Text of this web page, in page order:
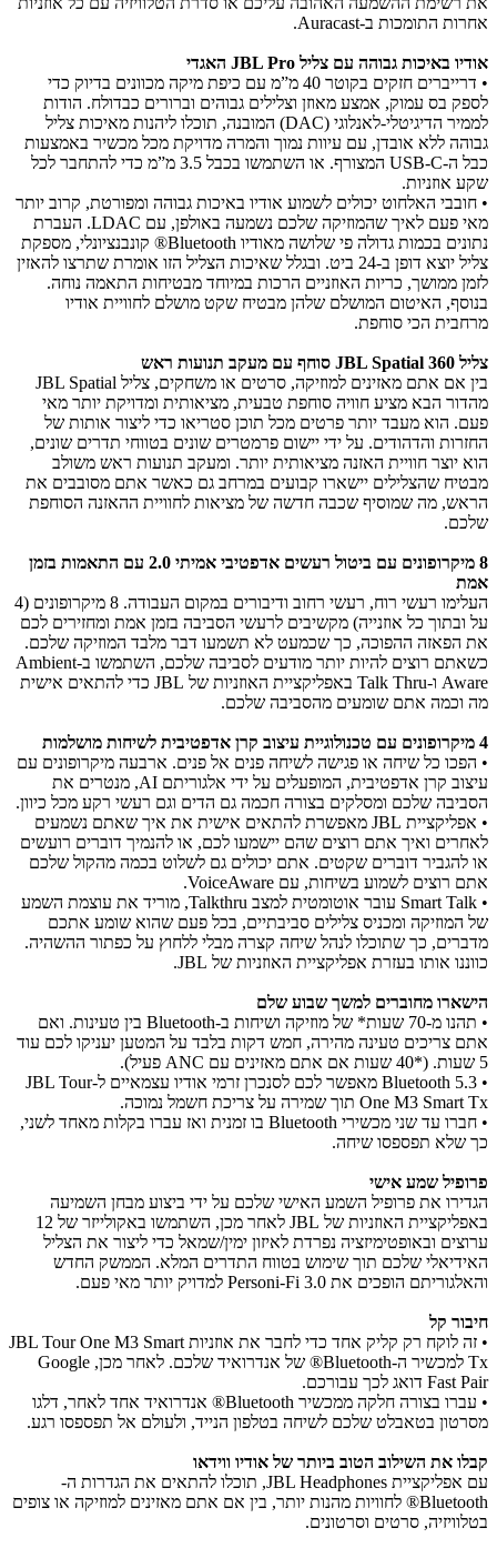
אחרות התומכות ב-Auracast.
אודיו באיכות גבוהה עם צליל JBL Pro האגדי
• דרייברים חזקים בקוטר 40 מ”מ עם כיפת מיקה מכוונים בדיוק כדי
לספק בס עמוק, אמצע מאוזן וצלילים גבוהים וברורים כבדולח. הודות
לממיר הדיגיטלי-לאנלוגי (DAC) המובנה, תוכלו ליהנות מאיכות צליל
גבוהה ללא אובדן, עם עיוות נמוך והמרה מדויקת מכל מכשיר באמצעות
כבל ה-USB-C המצורף. או השתמשו בכבל 3.5 מ”מ כדי להתחבר לכל
שקע אוזניות.
• חובבי האלחוט יכולים לשמוע אודיו באיכות גבוהה ומפורטת, קרוב יותר
מאי פעם לאיך שהמוזיקה שלכם נשמעה באולפן, עם LDAC. העברת
נתונים בכמות גדולה פי שלושה מאודיו Bluetooth® קונבנציונלי, מספקת
צליל יוצא דופן ב-24 ביט. ובגלל שאיכות הצליל הזו אומרת שתרצו להאזין
לזמן ממושך, כריות האוזניים הרכות במיוחד מבטיחות התאמה נוחה.
בנוסף, האיטום המושלם שלהן מבטיח שקט מושלם לחוויית אודיו
מרחבית הכי סוחפת.
צליל JBL Spatial 360 סוחף עם מעקב תנועות ראש
בין אם אתם מאזינים למוזיקה, סרטים או משחקים, צליל JBL Spatial
מהדור הבא מציע חוויה סוחפת טבעית, מציאותית ומדויקת יותר מאי
פעם. הוא מעבד יותר פרטים מכל תוכן סטריאו כדי ליצור אותות של
החזרות והדהודים. על ידי יישום פרמטרים שונים בטווחי תדרים שונים,
הוא יוצר חוויית האזנה מציאותית יותר. ומעקב תנועות ראש משולב
מבטיח שהצלילים יישארו קבועים במרחב גם כאשר אתם מסובבים את
הראש, מה שמוסיף שכבה חדשה של מציאות לחוויית ההאזנה הסוחפת
שלכם.
8 מיקרופונים עם ביטול רעשים אדפטיבי אמיתי 2.0 עם התאמות בזמן
אמת
העלימו רעשי רוח, רעשי רחוב ודיבורים במקום העבודה. 8 מיקרופונים (4
על ובתוך כל אוזנייה) מקשיבים לרעשי הסביבה בזמן אמת ומחזירים לכם
את הפאזה ההפוכה, כך שכמעט לא תשמעו דבר מלבד המוזיקה שלכם.
כשאתם רוצים להיות יותר מודעים לסביבה שלכם, השתמשו ב-Ambient
Aware ו-Talk Thru באפליקציית האוזניות של JBL כדי להתאים אישית
מה וכמה אתם שומעים מהסביבה שלכם.
4 מיקרופונים עם טכנולוגיית עיצוב קרן אדפטיבית לשיחות מושלמות
• הפכו כל שיחה או פגישה לשיחה פנים אל פנים. ארבעה מיקרופונים עם
עיצוב קרן אדפטיבית, המופעלים על ידי אלגוריתם AI, מנטרים את
הסביבה שלכם ומסלקים בצורה חכמה גם הדים וגם רעשי רקע מכל כיוון.
• אפליקציית JBL מאפשרת להתאים אישית את איך שאתם נשמעים
לאחרים ואיך אתם רוצים שהם יישמעו לכם, או להנמיך דוברים רועשים
או להגביר דוברים שקטים. אתם יכולים גם לשלוט בכמה מהקול שלכם
אתם רוצים לשמוע בשיחות, עם VoiceAware.
• Smart Talk עובר אוטומטית למצב Talkthru, מוריד את עוצמת השמע
של המוזיקה ומכניס צלילים סביבתיים, בכל פעם שהוא שומע אתכם
מדברים, כך שתוכלו לנהל שיחה קצרה מבלי ללחוץ על כפתור ההשהיה.
כווננו אותו בעזרת אפליקציית האוזניות של JBL.
הישארו מחוברים למשך שבוע שלם
• תהנו מ-70 שעות* של מוזיקה ושיחות ב-Bluetooth בין טעינות. ואם
אתם צריכים טעינה מהירה, חמש דקות בלבד על המטען יעניקו לכם עוד
5 שעות. (*40 שעות אם אתם מאזינים עם ANC פעיל).
• Bluetooth 5.3 מאפשר לכם לסנכרן זרמי אודיו עצמאיים ל-JBL Tour
One M3 Smart Tx תוך שמירה על צריכת חשמל נמוכה.
• חברו עד שני מכשירי Bluetooth בו זמנית ואז עברו בקלות מאחד לשני,
כך שלא תפספסו שיחה.
פרופיל שמע אישי
הגדירו את פרופיל השמע האישי שלכם על ידי ביצוע מבחן השמיעה
באפליקציית האוזניות של JBL לאחר מכן, השתמשו באקולייזר של 12
ערוצים ובאופטימיזציה נפרדת לאיזון ימין/שמאל כדי ליצור את הצליל
האידיאלי שלכם תוך שימוש בטווח התדרים המלא. הממשק החדש
והאלגוריתם הופכים את Personi-Fi 3.0 למדויק יותר מאי פעם.
חיבור קל
• זה לוקח רק קליק אחד כדי לחבר את אוזניות JBL Tour One M3 Smart
Tx למכשיר ה-Bluetooth® של אנדרואיד שלכם. לאחר מכן, Google
Fast Pair דואג לכך עבורכם.
• עברו בצורה חלקה ממכשיר Bluetooth® אנדרואיד אחד לאחר, דלגו
מסרטון בטאבלט שלכם לשיחה בטלפון הנייד, ולעולם אל תפספסו רגע.
קבלו את השילוב הטוב ביותר של אודיו ווידאו
עם אפליקציית JBL Headphones, תוכלו להתאים את הגדרות ה-
Bluetooth® לחוויות מהנות יותר, בין אם אתם מאזינים למוזיקה או צופים
בטלוויזיה, סרטים וסרטונים.